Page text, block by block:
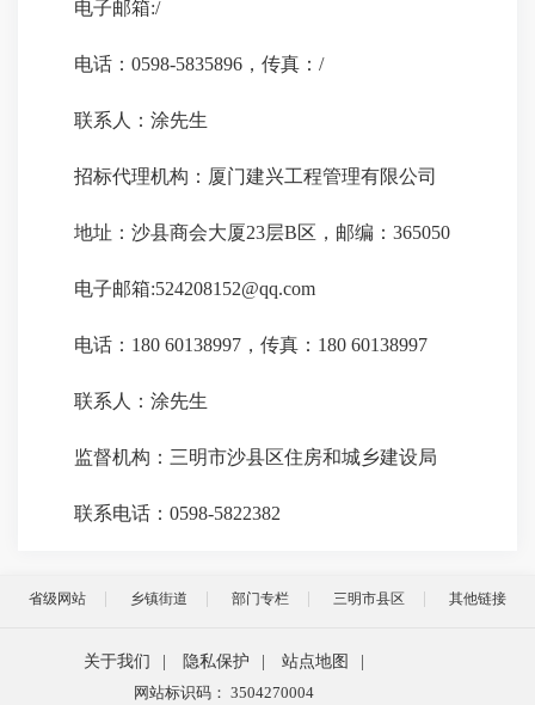
电子邮箱:/
电话：0598-5835896，传真：/
联系人：涂先生
招标代理机构：厦门建兴工程管理有限公司
地址：沙县商会大厦23层B区，邮编：365050
电子邮箱:524208152@qq.com
电话：180 60138997，传真：180 60138997
联系人：涂先生
监督机构：三明市沙县区住房和城乡建设局
联系电话：0598-5822382
省级网站 乡镇街道 部门专栏 三明市县区 其他链接
关于我们 隐私保护 站点地图
网站标识码： 3504270004